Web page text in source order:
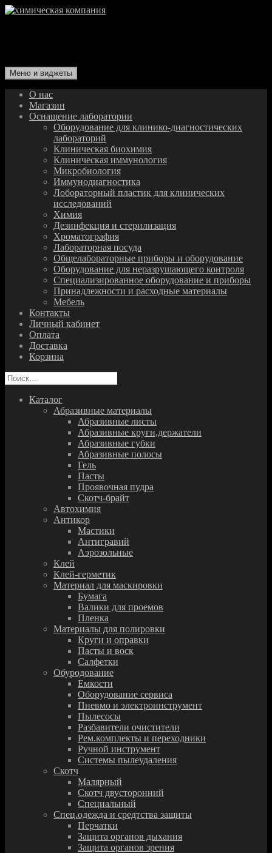
Перейти
Меню и виджеты
О нас
Магазин
Оснащение лаборатории
Оборудование для клинико-диагностических
лабораторий
Клиническая биохимия
Клиническая иммунология
Микробиология
Иммунодиагностика
Лобораторный пластик для клинических
исследований
Химия
Дезинфекция и стерилизация
Хроматография
Лабораторная посуда
Общелабораторные приборы и оборудование
Оборудование для неразрушающего контроля
Специализированное оборудование и приборы
Принадлежности и расходные материалы
Мебель
Контакты
Личный кабинет
Оплата
Доставка
Корзина
Найти:
Каталог
Абразивные материалы
Абразивные листы
Абразивные круги,держатели
Абразивные губки
Абразивные полосы
Гель
Пасты
Проявочная пудра
Скотч-брайт
Автохимия
Антикор
Мастики
Антигравий
Аэрозольные
Клей
Клей-герметик
Материал для маскировки
Бумага
Валики для проемов
Пленка
Материалы для полировки
Круги и оправки
Пасты и воск
Салфетки
Обуродование
Емкости
Оборудование сервиса
Пневмо и электроинструмент
Пылесосы
Разбавители очистители
Рем.комплекты и переходники
Ручной инструмент
Системы пылеудаления
Скотч
Малярный
Скотч двусторонний
Специальный
Спец.одежда и средтства защиты
Перчатки
Защита органов дыхания
Защита органов зрения